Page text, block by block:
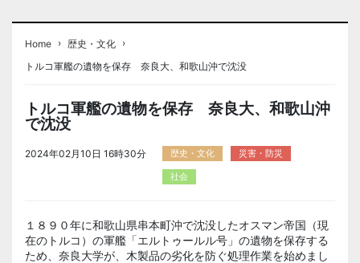
Home › 歴史・文化 ›
トルコ軍艦の遺物を保存 奈良大、和歌山沖で沈没
トルコ軍艦の遺物を保存 奈良大、和歌山沖
で沈没
2024年02月10日 16時30分 歴史・文化 災害・防災
社会
１８９０年に和歌山県串本町沖で沈没したオスマン帝国（現
在のトルコ）の軍艦「エルトゥールル号」の遺物を保存する
ため、奈良大学が、木製品の劣化を防ぐ処理作業を始めまし